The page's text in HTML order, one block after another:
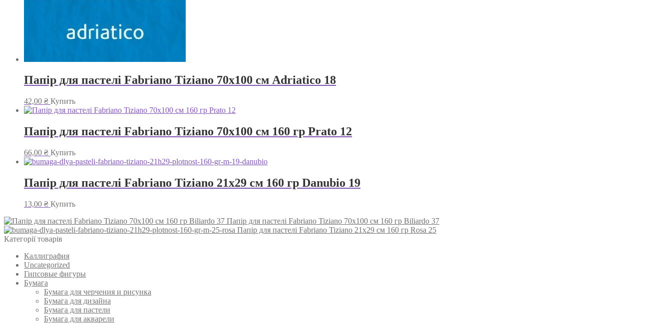
Папір для пастелі Fabriano Tiziano 70х100 см Adriatico 18
42,00 ₴ Купить
Папір для пастелі Fabriano Tiziano 70х100 см 160 гр Prato 12
66,00 ₴ Купить
Папір для пастелі Fabriano Tiziano 21х29 см 160 гр Danubio 19
13,00 ₴ Купить
Папір для пастелі Fabriano Tiziano 70х100 см 160 гр Biliardo 37
Папір для пастелі Fabriano Tiziano 21х29 см 160 гр Rosa 25
Категорії товарів
Каллиграфия
Uncategorized
Гипсовые фигуры
Бумага
Бумага для черчения и рисунка
Бумага для дизайна
Бумага для пастели
Бумага для акварели